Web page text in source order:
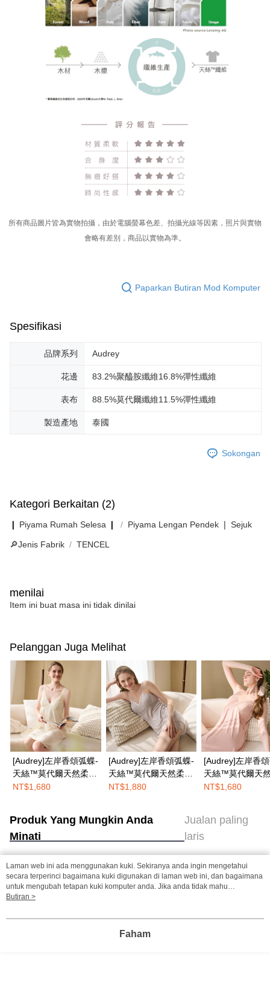
所有商品圖片皆為實物拍攝，由於電腦螢幕色差、拍攝光線等因素，照片與實物
會略有差別，商品以實物為準。
Paparkan Butiran Mod Komputer
Spesifikasi
品牌系列 Audrey
花邊 83.2%聚醯胺纖維16.8%彈性纖維
表布 88.5%莫代爾纖維11.5%彈性纖維
製造產地 泰國
Sokongan
Kategori Berkaitan (2)
❙ Piyama Rumah Selesa ❙ Piyama Lengan Pendek ❘ Sejuk
🔎Jenis Fabrik TENCEL
menilai
Item ini buat masa ini tidak dinilai
Pelanggan Juga Melihat
[Audrey]左岸香頌弧蝶-
天絲™莫代爾天然柔棉
洋裝睡衣-香草奶昔
NT$1,680
[Audrey]左岸香頌弧蝶-
天絲™莫代爾天然柔棉
睡衣褲套裝組-米殼奶
NT$1,880
[Audrey]左岸香
天絲™莫代爾天
洋裝睡衣-蜜桃甜
NT$1,680
Produk Yang Mungkin Anda
Minati
Jualan paling
laris
Tag Popular
Laman web ini ada menggunakan kuki. Sekiranya anda ingin mengetahui
secara terperinci bagaimana kuki digunakan di laman web ini, dan bagaimana
untuk mengubah tetapan kuki komputer anda. Jika anda tidak mahu
menggunakan kuki di komputer anda, sila rujuk penerangan mengenai kuki.
mengetahui secara terperinci bagaimana kuki digunakan di laman web ini,
mahu menggunakan kuki di komputer anda, sila rujuk penerangan mengenai
Butiran >
Faham